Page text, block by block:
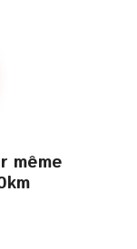
même